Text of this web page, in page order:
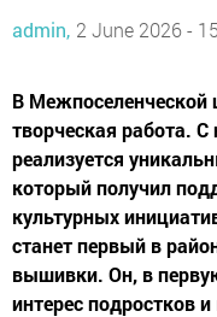
admin, 2 June 2026 -
В Межпоселенческой
творческая работа. С
реализуется
который получил
культурных
станет первый в
вышивки. Он, в
интерес подростков